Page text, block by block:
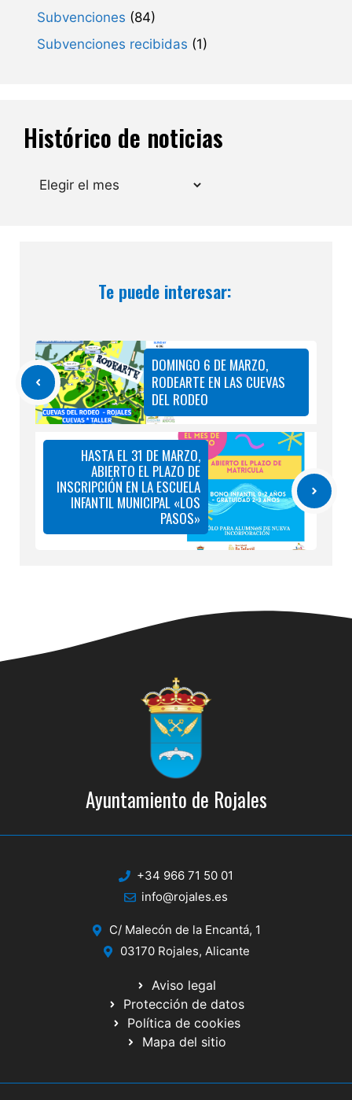
Subvenciones (84)
Subvenciones recibidas (1)
Histórico de noticias
Archivos
Te puede interesar:
DOMINGO 6 DE MARZO,
RODEARTE EN LAS CUEVAS
DEL RODEO
HASTA EL 31 DE MARZO,
ABIERTO EL PLAZO DE
INSCRIPCIÓN EN LA ESCUELA
INFANTIL MUNICIPAL «LOS
PASOS»
Ayuntamiento de Rojales
+34 966 71 50 01
info@rojales.es
C/ Malecón de la Encantá, 1
03170 Rojales, Alicante
Aviso legal
Protección de datos
Política de cookies
Mapa del sitio